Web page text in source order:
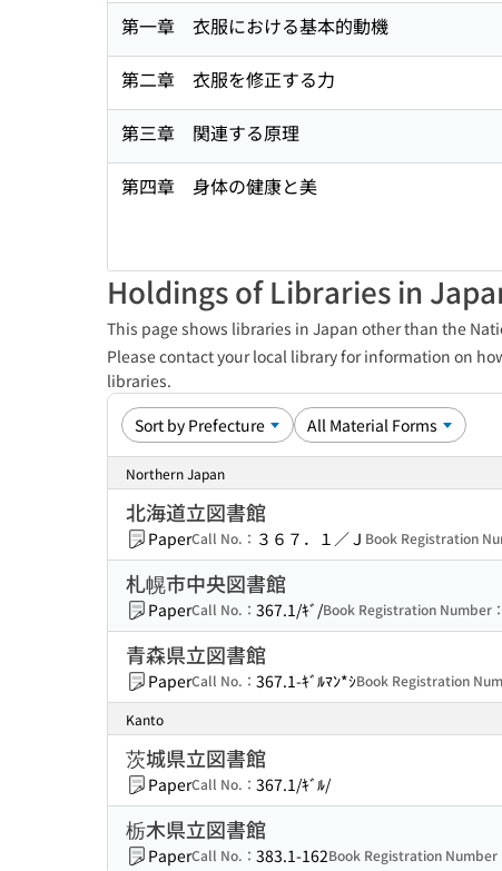
第一章 衣服における基本的動機
第二章 衣服を修正する力
第三章 関連する原理
第四章 身体の健康と美
Holdings of Libraries in
This page shows libraries in Japan other than the
Please contact your local library for information on
libraries.
Northern Japan
北海道立図書館
PaperCall No.： ３６７．１／Ｊ Book Registration
札幌市中央図書館
PaperCall No.： 367.1/ｷﾞ/Book Registration Number：
青森県立図書館
PaperCall No.： 367.1-ｷﾞﾙﾏﾝ*ｼBook Registration
Kanto
茨城県立図書館
PaperCall No.： 367.1/ｷﾞﾙ/
栃木県立図書館
PaperCall No.： 383.1-162Book Registration Number